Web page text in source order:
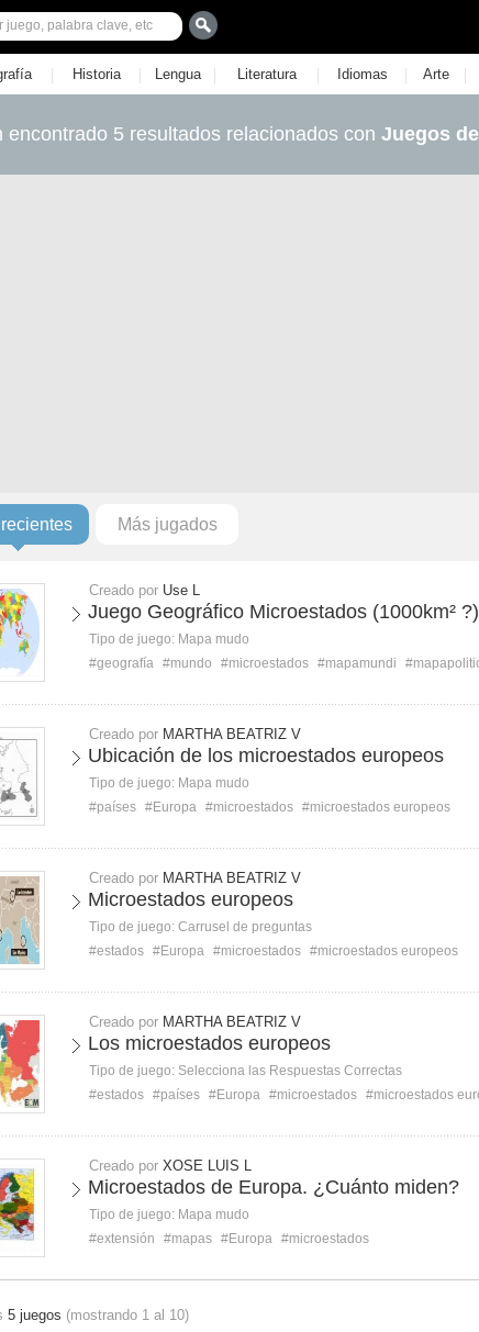
| Historia | Lengua | Literatura | Idiomas | Arte |
encontrado 5 resultados relacionados con Juegos
Más jugados
Creado por Use L
Juego Geográfico Microestados (1000km² ?)
Tipo de juego: Mapa mudo
#geografía #mundo #microestados #mapamundi
Creado por MARTHA BEATRIZ V
Ubicación de los microestados europeos
Tipo de juego: Mapa mudo
#países #Europa #microestados #microestados europeos
Creado por MARTHA BEATRIZ V
Microestados europeos
Tipo de juego: Carrusel de preguntas
#estados #Europa #microestados #microestados europeos
Creado por MARTHA BEATRIZ V
Los microestados europeos
Tipo de juego: Selecciona las Respuestas Correctas
#estados #países #Europa #microestados #microestados
Creado por XOSE LUIS L
Microestados de Europa. ¿Cuánto miden?
Tipo de juego: Mapa mudo
#extensión
#mapas #Europa #microestados
5 juegos (mostrando 1 al 10)